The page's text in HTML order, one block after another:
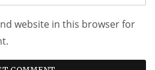
website in this browser for